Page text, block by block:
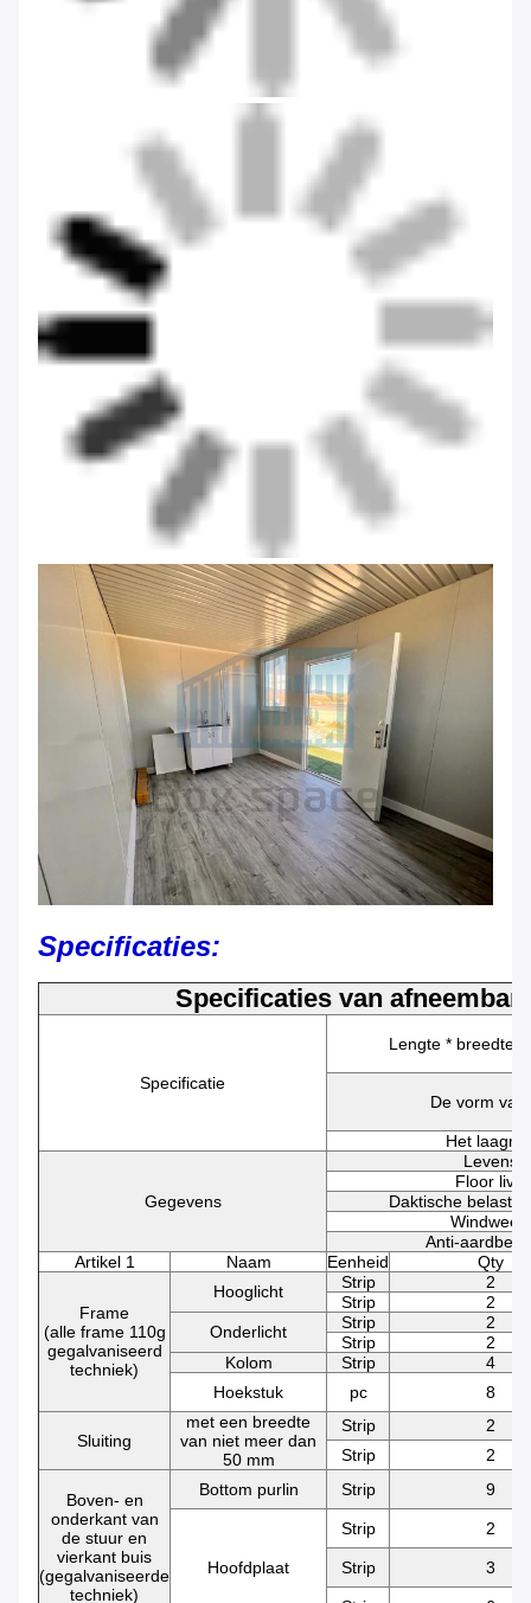
Specificaties:
Specificaties van
Specificatie
Lengte * breedte
De vorm van
Het
Gegevens
Floor live
Daktische
Anti-
Artikel 1
Naam Eenheid Qty
Frame
(alle frame 110g
gegalvaniseerd
techniek)
Hooglicht Strip
2
Strip
2
Onderlicht
Strip
2
Strip
2
Kolom
Strip
4
Hoekstuk
pc 8
Sluiting
met een breedte
van niet meer dan
50 mm
Strip
2
Strip
2
Boven- en
onderkant van
de stuur en
vierkant buis
(gegalvaniseerde
techniek)
Bottom purlin Strip 9
Hoofdplaat
Strip 2
Strip 3